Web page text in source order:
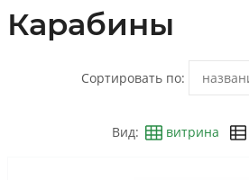
Карабины
Сортировать по:
Вид: витрина